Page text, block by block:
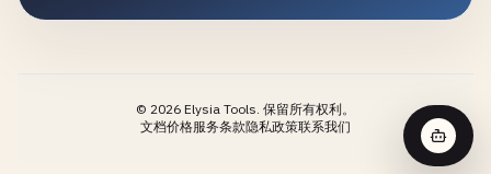
© 2026 Elysia Tools. 保留所有权利。
文档价格服务条款隐私政策联系我们